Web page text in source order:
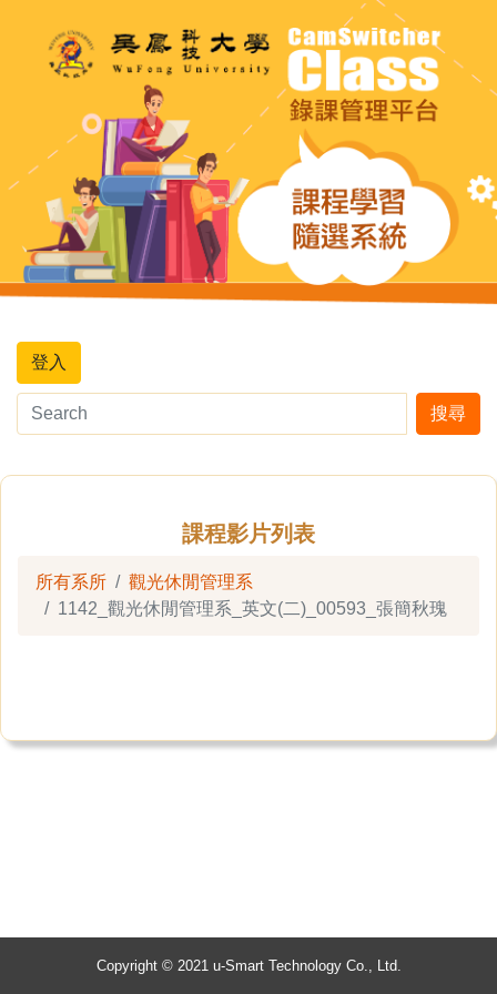
登入
搜尋
課程影片列表
所有系所
觀光休閒管理系
1142_觀光休閒管理系_英文(二)_00593_張簡秋瑰
Copyright © 2021 u-Smart Technology Co., Ltd.